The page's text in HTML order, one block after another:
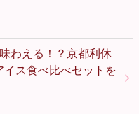
わえる！？京都利休
イス食べ比べセットを